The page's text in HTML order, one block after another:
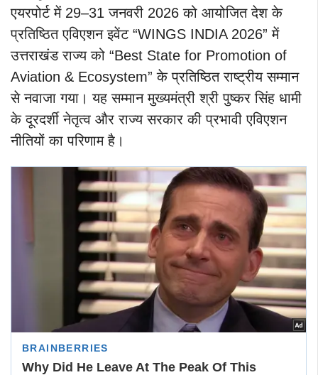
एयरपोर्ट में 29–31 जनवरी 2026 को आयोजित देश के
प्रतिष्ठित एविएशन इवेंट “WINGS INDIA 2026” में
उत्तराखंड राज्य को “Best State for Promotion of
Aviation & Ecosystem” के प्रतिष्ठित राष्ट्रीय सम्मान
से नवाजा गया। यह सम्मान मुख्यमंत्री श्री पुष्कर सिंह धामी
के दूरदर्शी नेतृत्व और राज्य सरकार की प्रभावी एविएशन
नीतियों का परिणाम है।